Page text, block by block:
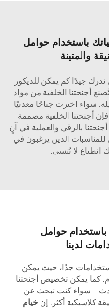
باستخدام حوامل
والمتينة
جيدًا كم يمكن للديكور
أجنحتنا الخلفية من مواد
سواء اخترت جناحًا معدنيًا
أجنحتنا الخلفية مصممة
بالرقي والعملية في آنٍ
الذين يرغبون في
انطباع لا يُنسى.
حوامل
لدينا
جدًا، حيث يمكن
كما يمكن تخصيص أجنحتنا
– سواء كنت تبحث عن
أكثر. إنخيام